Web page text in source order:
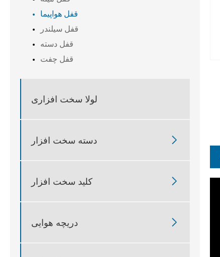
قفل هواپیما
قفل سیلندر
قفل دسته
قفل چفت
لولا سخت افزاری
دسته سخت افزار 
کلید سخت افزار 
دریچه هوایی 